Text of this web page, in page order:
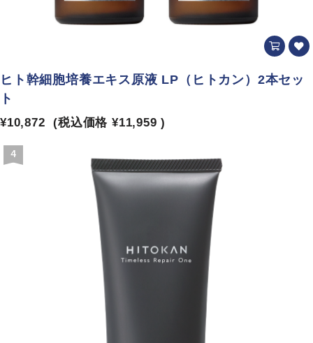
ヒト幹細胞培養エキス原液 LP（ヒトカン）2本セッ
ト
¥10,872 (税込価格 ¥11,959 )
4